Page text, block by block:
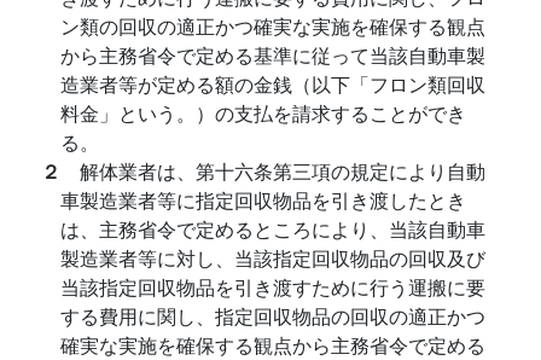
ン類の回収の適正かつ確実な実施を確保する観点
から主務省令で定める基準に従って当該自動車製
造業者等が定める額の金銭（以下「フロン類回収
料金」という。）の支払を請求することができ
る。
２ 解体業者は、第十六条第三項の規定により自動
車製造業者等に指定回収物品を引き渡したとき
は、主務省令で定めるところにより、当該自動車
製造業者等に対し、当該指定回収物品の回収及び
当該指定回収物品を引き渡すために行う運搬に要
する費用に関し、指定回収物品の回収の適正かつ
確実な実施を確保する観点から主務省令で定める